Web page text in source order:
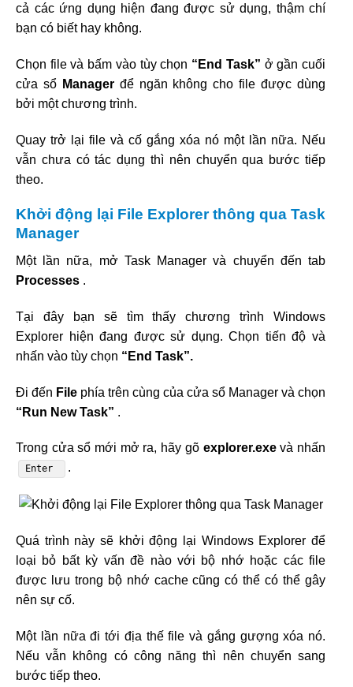
cả các ứng dụng hiện đang được sử dụng, thậm chí
bạn có biết hay không.
Chọn file và bấm vào tùy chọn “End Task” ở gần cuối
cửa sổ Manager để ngăn không cho file được dùng
bởi một chương trình.
Quay trở lại file và cố gắng xóa nó một lần nữa. Nếu
vẫn chưa có tác dụng thì nên chuyển qua bước tiếp
theo.
Khởi động lại File Explorer thông qua Task
Manager
Một lần nữa, mở Task Manager và chuyển đến tab
Processes .
Tại đây bạn sẽ tìm thấy chương trình Windows
Explorer hiện đang được sử dụng. Chọn tiến độ và
nhấn vào tùy chọn “End Task”.
Đi đến File phía trên cùng của cửa sổ Manager và chọn
“Run New Task” .
Trong cửa sổ mới mở ra, hãy gõ explorer.exevà nhấn
Enter .
Quá trình này sẽ khởi động lại Windows Explorer để
loại bỏ bất kỳ vấn đề nào với bộ nhớ hoặc các file
được lưu trong bộ nhớ cache cũng có thể có thể gây
nên sự cố.
Một lần nữa đi tới địa thế file và gắng gượng xóa nó.
Nếu vẫn không có công năng thì nên chuyển sang
bước tiếp theo.